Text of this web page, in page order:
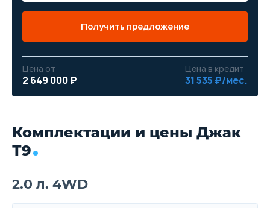
Получить предложение
Цена от
2 649 000 ₽
Цена в кредит
31 535 ₽/мес.
Комплектации и цены Джак
Т9
2.0 л. 4WD